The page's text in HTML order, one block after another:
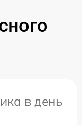
в день